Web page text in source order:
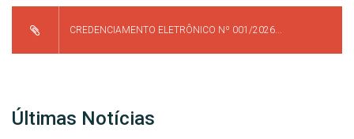
CREDENCIAMENTO ELETRÔNICO Nº 001/2026...
Últimas Notícias